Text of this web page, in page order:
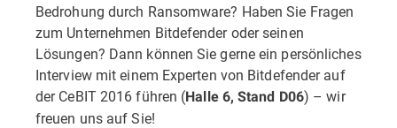
Bedrohung durch Ransomware? Haben Sie Fragen
zum Unternehmen Bitdefender oder seinen
Lösungen? Dann können Sie gerne ein persönliches
Interview mit einem Experten von Bitdefender auf
der CeBIT 2016 führen (Halle 6, Stand D06) – wir
freuen uns auf Sie!